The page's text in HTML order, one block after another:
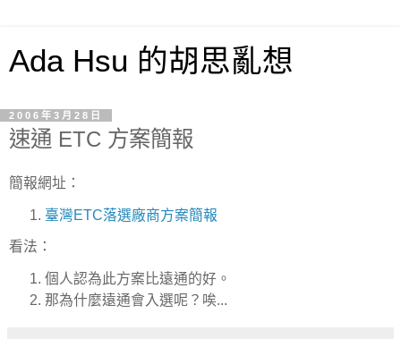
Ada Hsu 的胡思亂想
2006年3月28日
速通 ETC 方案簡報
簡報網址：
臺灣ETC落選廠商方案簡報
看法：
個人認為此方案比遠通的好。
那為什麼遠通會入選呢？唉...